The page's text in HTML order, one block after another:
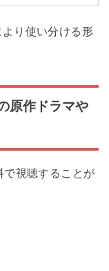
り使い分ける形
原作ドラマや
視聴することが